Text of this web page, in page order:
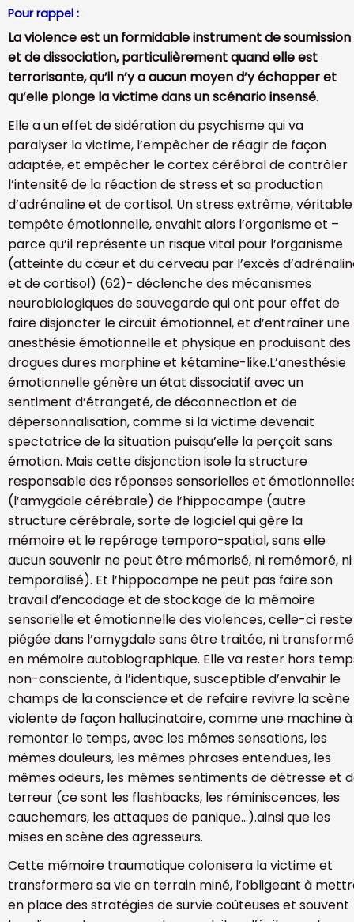
Pour rappel :
La violence est un formidable instrument de soumission
et de dissociation, particulièrement quand elle est
terrorisante, qu’il n’y a aucun moyen d’y échapper et
qu’elle plonge la victime dans un scénario insensé.
Elle a un effet de sidération du psychisme qui va
paralyser la victime, l’empêcher de réagir de façon
adaptée, et empêcher le cortex cérébral de contrôler
l’intensité de la réaction de stress et sa production
d’adrénaline et de cortisol. Un stress extrême, véritable
tempête émotionnelle, envahit alors l’organisme et –
parce qu’il représente un risque vital pour l’organisme
(atteinte du cœur et du cerveau par l’excès
et de cortisol) (62)- déclenche des mécanismes
neurobiologiques de sauvegarde qui ont pour effet de
faire disjoncter le circuit émotionnel, et d’entraîner une
anesthésie émotionnelle et physique en produisant des
drogues dures morphine et kétamine-like.L’anesthésie
émotionnelle génère un état dissociatif avec un
sentiment d’étrangeté, de déconnection et de
dépersonnalisation, comme si la victime devenait
spectatrice de la situation puisqu’elle la perçoit sans
émotion. Mais cette disjonction isole la structure
responsable des réponses sensorielles et
(l’amygdale cérébrale) de l’hippocampe (autre
structure cérébrale, sorte de logiciel qui gère la
mémoire et le repérage temporo-spatial, sans elle
aucun souvenir ne peut être mémorisé, ni remémoré, ni
temporalisé). Et l’hippocampe ne peut pas faire son
travail d’encodage et de stockage de la mémoire
sensorielle et émotionnelle des violences, celle-ci reste
piégée dans l’amygdale sans être traitée, ni
en mémoire autobiographique. Elle va rester hors
non-consciente, à l’identique, susceptible d’envahir le
champs de la conscience et de refaire revivre la scène
violente de façon hallucinatoire, comme une machine à
remonter le temps, avec les mêmes sensations, les
mêmes douleurs, les mêmes phrases entendues, les
mêmes odeurs, les mêmes sentiments de détresse et
terreur (ce sont les flashbacks, les réminiscences, les
cauchemars, les attaques de panique…).ainsi que les
mises en scène des agresseurs.
Cette mémoire traumatique colonisera la victime et
transformera sa vie en terrain miné, l’obligeant à
en place des stratégies de survie coûteuses et souvent